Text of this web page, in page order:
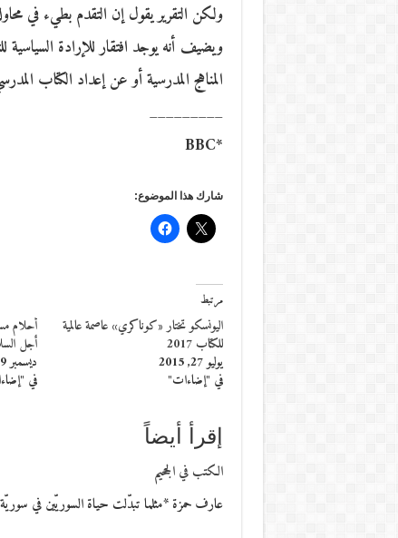
ولكن التقرير يقول إن التقدم بطيء في
ويضيف أنه يوجد افتقار للإرادة
المناهج المدرسية أو عن إعداد الكتاب
_________
*BBC
شارك هذا الموضوع:
مرتبط
اليونسكو تختار «كوناكري» عاصمة عالمية
للكتاب 2017
يوليو 27, 2015
في "إضاءات"
أحلام
أجل
ديسمبر 19, 2016
في
إقرأ أيضاً
الكتب في الجحيم
عارف حمزة *مثلما تبدّلت حياة السوريّين في